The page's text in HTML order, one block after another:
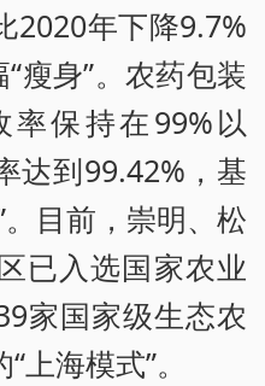
2020年下降9.7%
瘦身”。农药包装
保持在99%以
达到99.42%，基
目前，崇明、松
已入选国家农业
家国家级生态农
海模式”。